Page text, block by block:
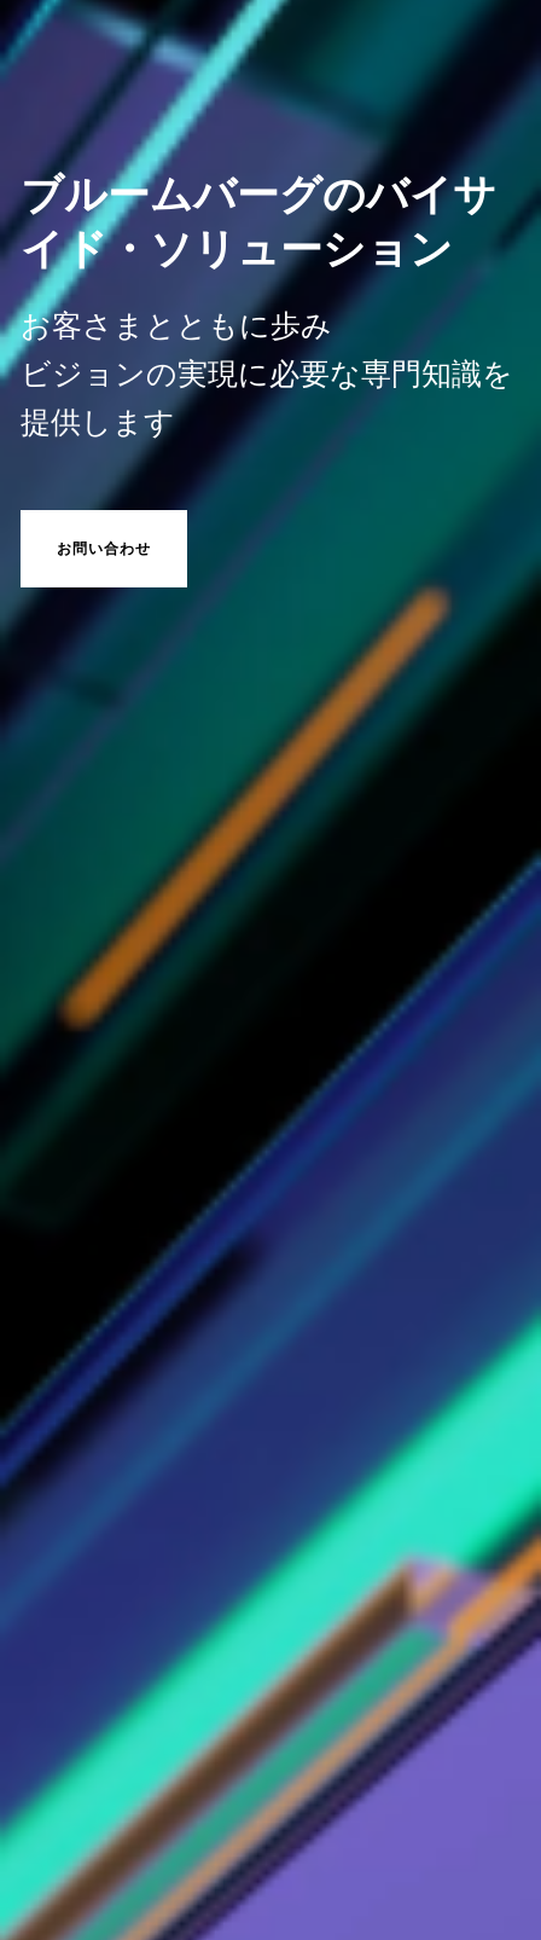
ブルームバーグのバイサ
イド・ソリューション
お客さまとともに歩み
ビジョンの実現に必要な専門知識を
提供します
お問い合わせ